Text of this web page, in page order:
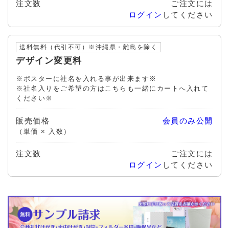
注文数
ご注文には
ログイン してください
送料無料（代引不可）※沖縄県・離島を除く
デザイン変更料
※ポスターに社名を入れる事が出来ます※
※社名入りをご希望の方はこちらも一緒にカートへ入れて
ください※
販売価格
（単価 × 入数）
会員のみ公開
注文数
ご注文には
ログイン してください